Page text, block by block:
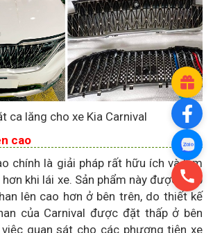
ca lăng cho xe Kia Carnival
cao
chính là giải pháp rất hữu ích và làm
khi lái xe. Sản phẩm này được giúp
lên cao hơn ở bên trên, do thiết kế
của Carnival được đặt thấp ở bên
quan sát cho các phương tiện xe